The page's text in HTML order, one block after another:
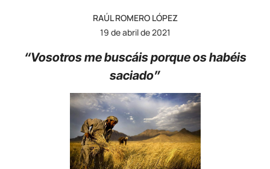
RAÚL ROMERO LÓPEZ
19 de abril de 2021
“Vosotros me buscáis porque os habéis
saciado”